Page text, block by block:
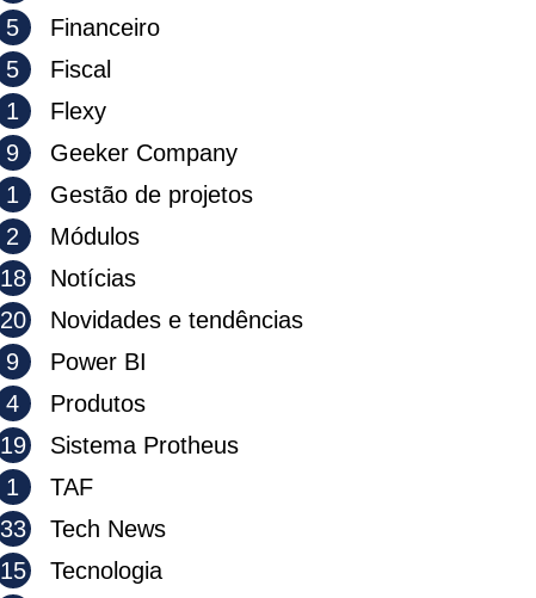
5
Financeiro
5
Fiscal
1
Flexy
9
Geeker Company
1
Gestão de projetos
2
Módulos
18
Notícias
20
Novidades e tendências
9
Power BI
4
Produtos
19
Sistema Protheus
1
TAF
33
Tech News
15
Tecnologia